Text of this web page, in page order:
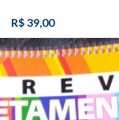
R$39,00